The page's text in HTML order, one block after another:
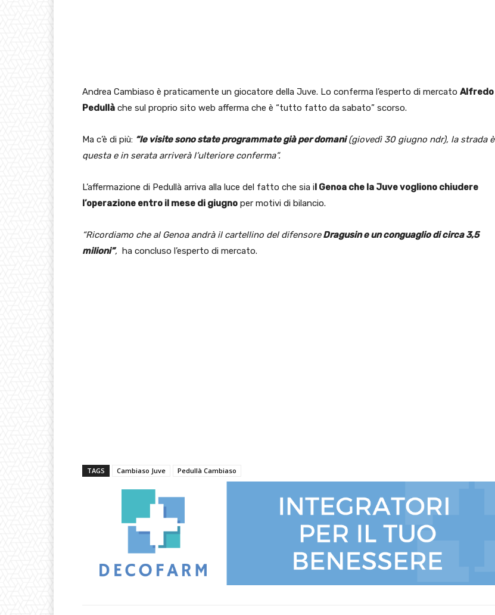
Andrea Cambiaso è praticamente un giocatore della Juve. Lo conferma l’esperto di mercato Alfredo
Pedullà che sul proprio sito web afferma che è “tutto fatto da sabato” scorso.
Ma c’è di più: “le visite sono state programmate già per domani(giovedì 30 giugno ndr), la strada è
questa e in serata arriverà l’ulteriore conferma”.
L’affermazione di Pedullà arriva alla luce del fatto che sia il Genoa che la Juve vogliono chiudere
l’operazione entro il mese di giugno per motivi di bilancio.
“Ricordiamo che al Genoa andrà il cartellino del difensoreDragusin e un conguaglio di circa 3,5
milioni”, ha concluso l’esperto di mercato.
TAGS Cambiaso Juve Pedullà Cambiaso